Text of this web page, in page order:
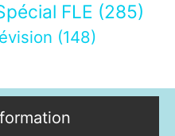
FLE (285)
(148)